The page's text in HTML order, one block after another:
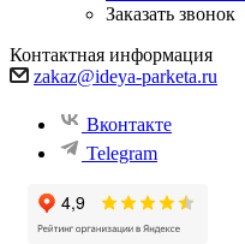
Заказать звонок
Контактная информация
zakaz@ideya-parketa.ru
Вконтакте
Telegram